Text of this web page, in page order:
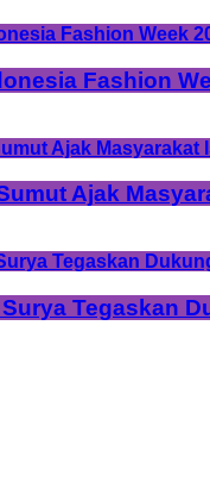
Fashion
Ajak
Tegaskan